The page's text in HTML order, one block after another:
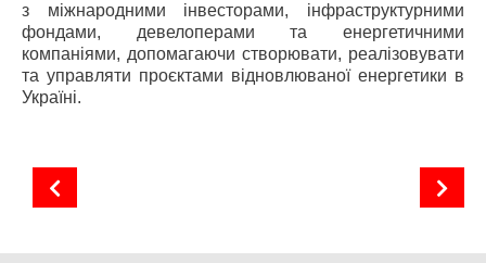
з міжнародними інвесторами, інфраструктурними
фондами, девелоперами та енергетичними
компаніями, допомагаючи створювати, реалізовувати
та управляти проєктами відновлюваної енергетики в
Україні.